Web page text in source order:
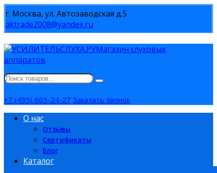
г. Москва, ул. Автозаводская д.5
aktrade2008@yandex.ru
Магазин слуховых
аппаратов
+7 (495) 665-24-27 Заказать звонок
О нас
Отзывы
Сертификаты
Блог
Каталог